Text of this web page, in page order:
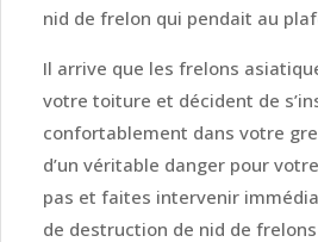
nid de frelon qui pendait au
Il arrive que les frelons
votre toiture et décident de
confortablement dans votre
d’un véritable danger pour
pas et faites intervenir
de destruction de nid de